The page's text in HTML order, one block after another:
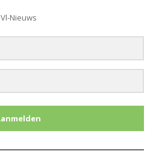
Nieuws